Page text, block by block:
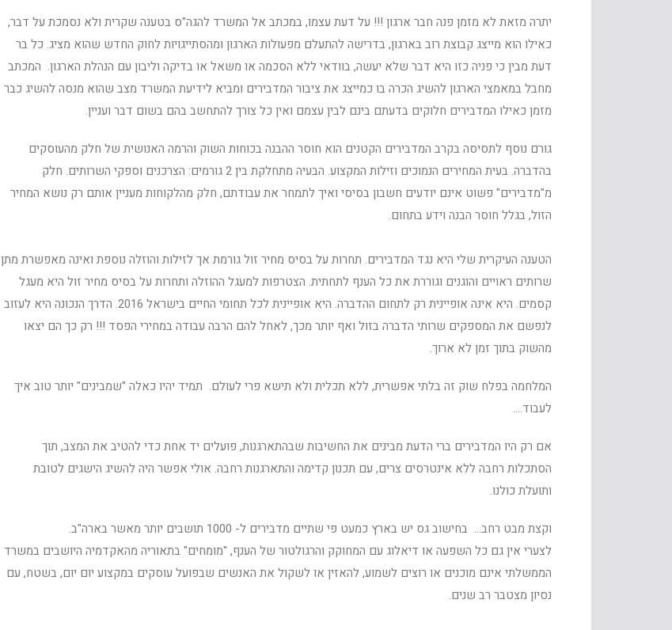
יתרה מזאת לא מזמן פנה חבר ארגון !!! על דעת עצמו, במכתב אל המשרד להגה"ס בטענה שקרית ולא נסמכת על דבר,
כאילו הוא מייצג קבוצת רוב בארגון, בדרישה להתעלם מפעולות הארגון ומהסתייגויות לחוק החדש שהוא מציג. כל בר
דעת מבין כי פניה כזו היא דבר שלא יעשה, בוודאי ללא הסכמה או משאל או בדיקה וליבון עם הנהלת הארגון. המכתב
מחבל במאמצי הארגון להשיג הכרה בו כמייצג את ציבור המדבירים ומביא לידיעת המשרד מצב שהוא מנסה להשיג כבר
מזמן כאילו המדבירים חלוקים בדעתם בינם לבין עצמם ואין כל צורך להתחשב בהם בשום דבר ועניין.
גורם נוסף לתסיסה בקרב המדבירים הקטנים הוא חוסר ההבנה בכוחות השוק והרמה האנושית של חלק מהעוסקים
בהדברה. בעית המחירים הנמוכים וזילות המקצוע. הבעיה מתחלקת בין 2 גורמים: הצרכנים וספקי השרותים. חלק
מ"מדבירים" פשוט אינם יודעים חשבון בסיסי ואיך לתמחר את עבודתם, חלק מהלקוחות מעניין אותם רק נושא המחיר
הזול, בגלל חוסר הבנה וידע בתחום.
הטענה העיקרית שלי היא נגד המדבירים. תחרות על בסיס מחיר זול גורמת אך לזילות והוזלה נוספת ואינה מאפשרת מתן
שרותים ראויים והוגנים וגוררת את כל הענף לתחתית. הצטרפות למעגל ההוזלה ותחרות על בסיס מחיר זול היא מעגל
קסמים. היא אינה אופיינית רק לתחום ההדברה. היא אופיינית לכל תחומי החיים בישראל 2016. הדרך הנכונה היא לעזוב
לנפשם את המספקים שרותי הדברה בזול ואף יותר מכך, לאחל להם הרבה עבודה במחירי הפסד !!! רק כך הם יצאו
מהשוק בתוך זמן לא ארוך.
המלחמה בפלח שוק זה בלתי אפשרית, ללא תכלית ולא תישא פרי לעולם. תמיד יהיו כאלה "שמבינים" יותר טוב איך
לעבוד….
אם רק היו המדבירים ברי הדעת מבינים את החשיבות שבהתארגנות, פועלים יד אחת כדי להטיב את המצב, תוך
הסתכלות רחבה ללא אינטרסים צרים, עם תכנון קדימה והתארגנות רחבה. אולי אפשר היה להשיג הישגים לטובת
ותועלת כולנו.
וקצת מבט רחב… בחישוב גס יש בארץ כמעט פי שתיים מדבירים ל- 1000 תושבים יותר מאשר בארה"ב.
לצערי אין גם כל השפעה או דיאלוג עם המחוקק והרגולטור של הענף, "מומחים" בתאוריה מהאקדמיה היושבים במשרד
הממשלתי אינם מוכנים או רוצים לשמוע, להאזין או לשקול את האנשים שבפועל עוסקים במקצוע יום יום, בשטח, עם
נסיון מצטבר רב שנים.